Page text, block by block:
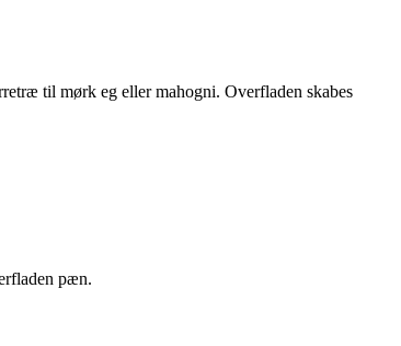
til mørk eg eller mahogni. Overfladen skabes
pæn.